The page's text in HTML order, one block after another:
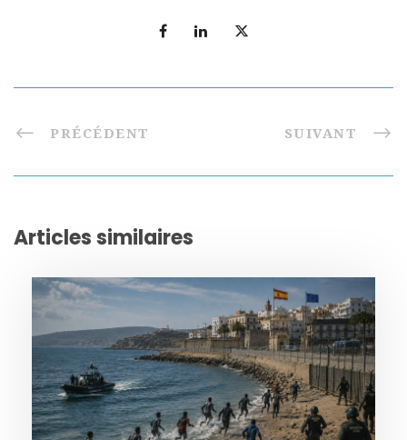
PRÉCÉDENT SUIVANT
Articles similaires